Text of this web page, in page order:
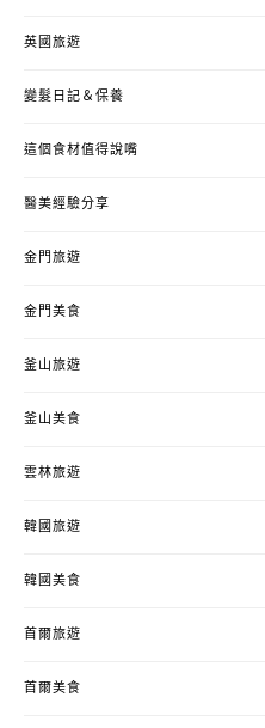
英國旅遊
變髮日記＆保養
這個食材值得說嘴
醫美經驗分享
金門旅遊
金門美食
釜山旅遊
釜山美食
雲林旅遊
韓國旅遊
韓國美食
首爾旅遊
首爾美食